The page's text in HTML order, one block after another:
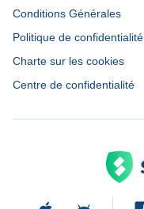
Conditions Générales
Politique de confidentialité
Charte sur les cookies
Centre de confidentialité